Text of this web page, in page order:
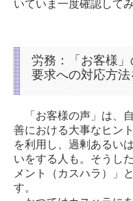
いていま一度確認して
労務：「お客様
要求への対応方法
「お客様の声」は、
善における大事なヒン
を利用し、過剰あるい
いをする人も。そうし
メント（カスハラ）」
す。